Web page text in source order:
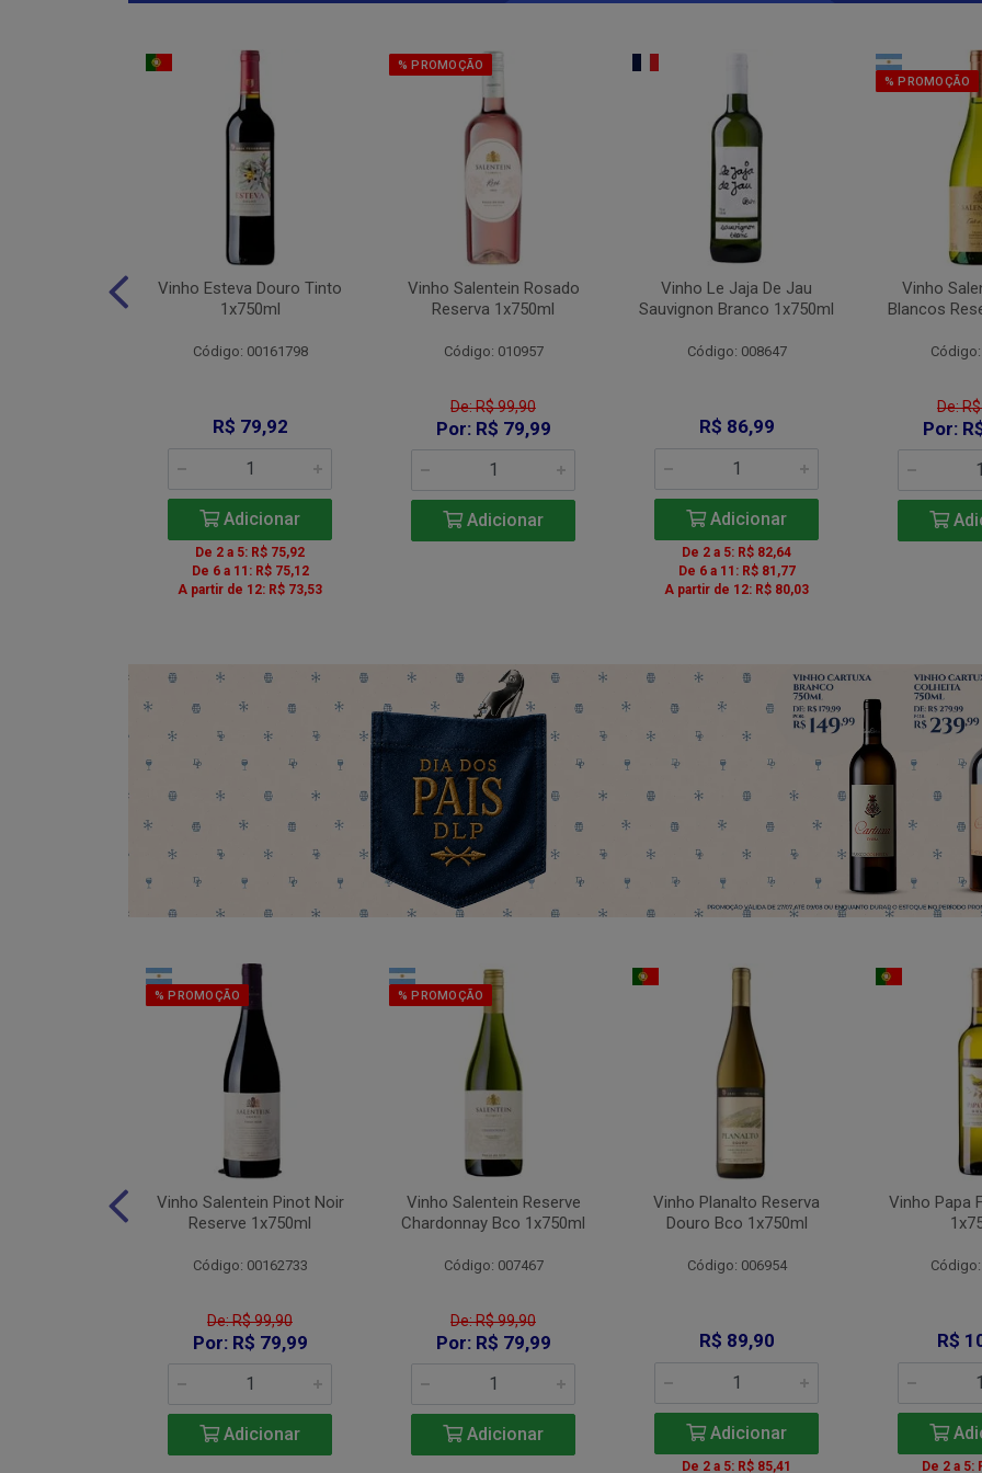
Vinho Esteva Douro Tinto
1x750ml
Código: 00161798
R$ 79,92
Adicionar
De 2 a 5: R$ 75,92
De 6 a 11: R$ 75,12
A partir de 12: R$ 73,53
% PROMOÇÃO
Vinho Salentein Rosado
Reserva 1x750ml
Código: 010957
De: R$ 99,90
Por: R$ 79,99
Adicionar
Vinho Le Jaja De Jau
Sauvignon Branco 1x750ml
Código: 008647
R$ 86,99
Adicionar
De 2 a 5: R$ 82,64
De 6 a 11: R$ 81,77
A partir de 12: R$ 80,03
% PROMOÇÃO
Vinho
Blancos
De:
Por:
% PROMOÇÃO
Vinho Salentein Pinot Noir
Reserve 1x750ml
Código: 00162733
De: R$ 99,90
Por: R$ 79,99
Adicionar
% PROMOÇÃO
Vinho Salentein Reserve
Chardonnay Bco 1x750ml
Código: 007467
De: R$ 99,90
Por: R$ 79,99
Adicionar
Vinho Planalto Reserva
Douro Bco 1x750ml
Código: 006954
R$ 89,90
Adicionar
De 2 a 5: R$ 85,41
Vinho Papa
R$
De 2 a 5: